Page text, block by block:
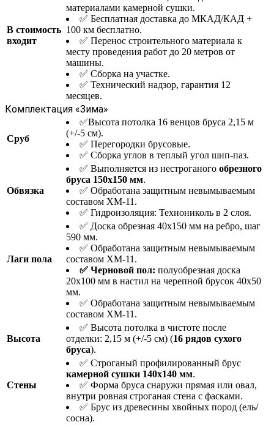
В стоимость
входит
материалами камерной сушки.
✅ Бесплатная доставка до МКАД/КАД +
100 км бесплатно.
✅ Перенос строительного материала к
месту проведения работ до 20 метров от
машины.
✅ Сборка на участке.
✅ Технический надзор, гарантия 12
месяцев.
Комплектация «Зима»
Сруб
✅Высота потолка 16 венцов бруса 2,15 м
(+/-5 см).
✅ Перегородки брусовые.
✅ Сборка углов в теплый угол шип-паз.
Обвязка
✅ Выполняется из нестроганого обрезного
бруса 150х150 мм.
✅ Обработана защитным невымываемым
составом ХМ-11.
✅ Гидроизоляция: Технониколь в 2 слоя.
Лаги пола
✅ Доска обрезная 40х150 мм на ребро, шаг
590 мм.
✅ Обработана защитным невымываемым
составом ХМ-11.
✅ Черновой пол: полуобрезная доска
20х100 мм в настил на черепной брусок 40х50
мм.
✅ Обработана защитным невымываемым
составом ХМ-11.
Высота
✅ Высота потолка в чистоте после
отделки: 2,15 м (+/-5 см) (16 рядов сухого
бруса).
Стены
✅ Строганый профилированный брус
камерной сушки 140х140 мм.
✅ Форма бруса снаружи прямая или овал,
внутри ровная строганая стена с фасками.
✅ Брус из древесины хвойных пород (ель/
сосна).